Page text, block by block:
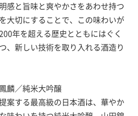
感と旨味と爽やかさをあわせ持つ
大切にすることで、この味わいが
年を超える歴史とともにはぐく
、新しい技術を取り入れる酒造り
／純米大吟醸
案する最高級の日本酒は、華やか